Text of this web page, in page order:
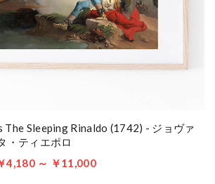
The Sleeping Rinaldo (1742) - ジョヴァ
・ティエポロ
4,180 ～ ￥11,000